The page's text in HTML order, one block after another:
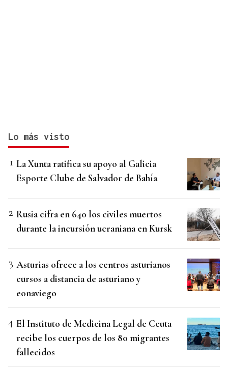
Lo más visto
La Xunta ratifica su apoyo al Galicia
Esporte Clube de Salvador de Bahía
Rusia cifra en 640 los civiles muertos
durante la incursión ucraniana en Kursk
Asturias ofrece a los centros asturianos
cursos a distancia de asturiano y
eonaviego
El Instituto de Medicina Legal de Ceuta
recibe los cuerpos de los 80 migrantes
fallecidos